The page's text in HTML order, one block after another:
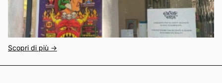
Scopri di più ->